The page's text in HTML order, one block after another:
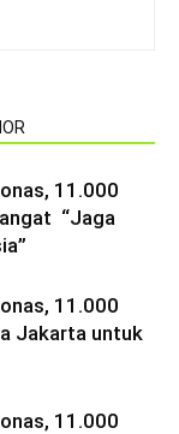
11.000
“Jaga
11.000
Jakarta untuk
11.000